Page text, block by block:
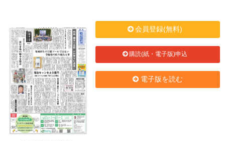
会員登録(無料)
購読(紙・電子版)申込
電子版を読む